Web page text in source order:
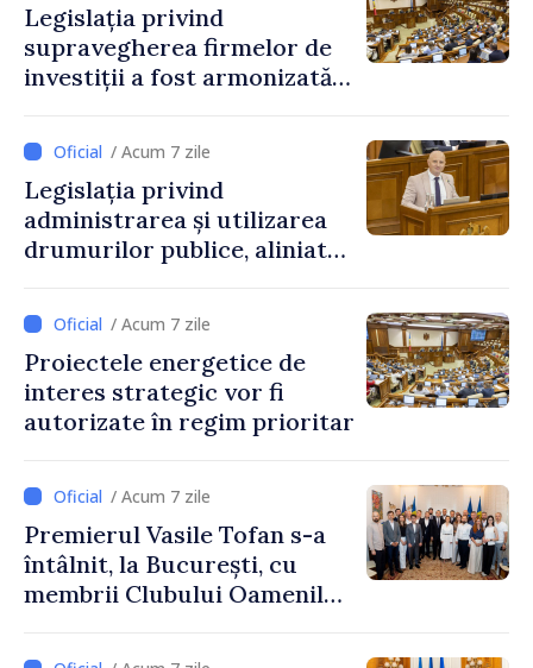
Legislația privind
supravegherea firmelor de
investiții a fost armonizată
/ Acum 7 zile
Legislația privind
administrarea și utilizarea
drumurilor publice, aliniată
/ Acum 7 zile
Proiectele energetice de
interes strategic vor fi
autorizate în regim prioritar
/ Acum 7 zile
Premierul Vasile Tofan s-a
întâlnit, la București, cu
membrii Clubului Oamenilor